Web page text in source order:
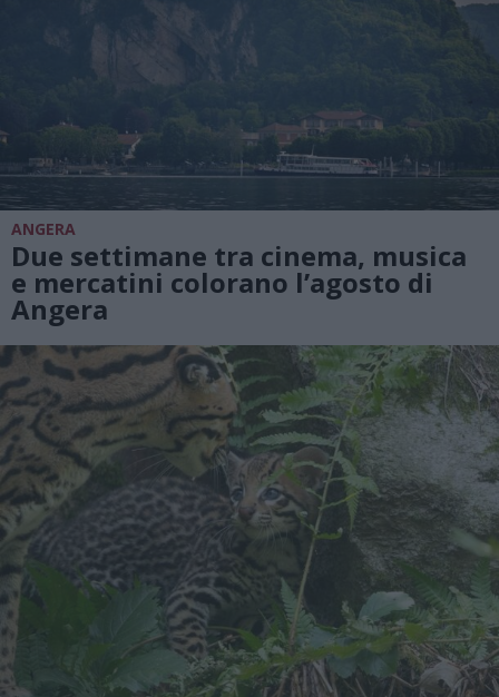
ANGERA
Due settimane tra cinema, musica
e mercatini colorano l’agosto di
Angera